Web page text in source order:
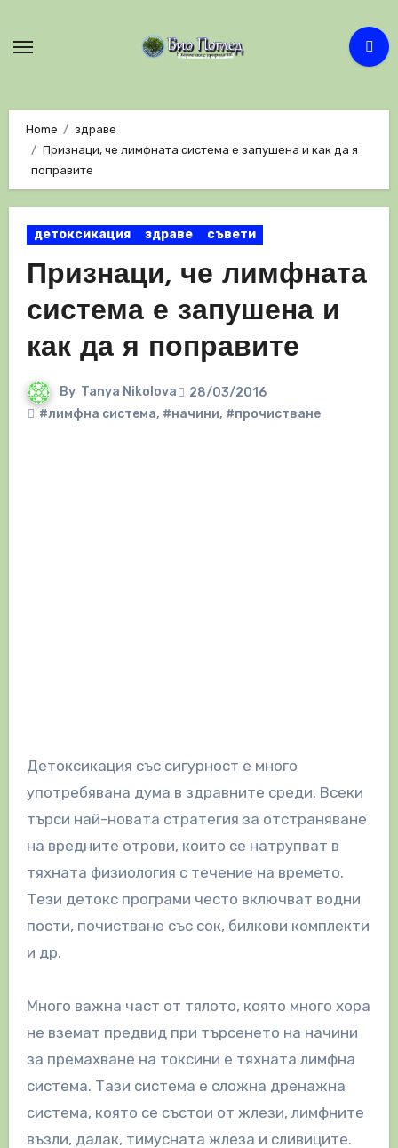
Home
здраве
Признаци, че лимфната система е запушена и как да я
поправите
детоксикация здраве съвети
Признаци, че лимфната
система е запушена и
как да я поправите
By Tanya Nikolova
28/03/2016
#лимфна система, #начини, #прочистване
Детоксикация със сигурност е много
употребявана дума в здравните среди. Всеки
търси най-новата стратегия за отстраняване
на вредните отрови, които се натрупват в
тяхната физиология с течение на времето.
Тези детокс програми често включват водни
пости, почистване със сок, билкови комплекти
и др.
Много важна част от тялото, която много хора
не вземат предвид при търсенето на начини
за премахване на токсини е тяхната лимфна
система. Тази система е сложна дренажна
система, която се състои от жлези, лимфните
възли, далак, тимусната жлеза и сливиците.